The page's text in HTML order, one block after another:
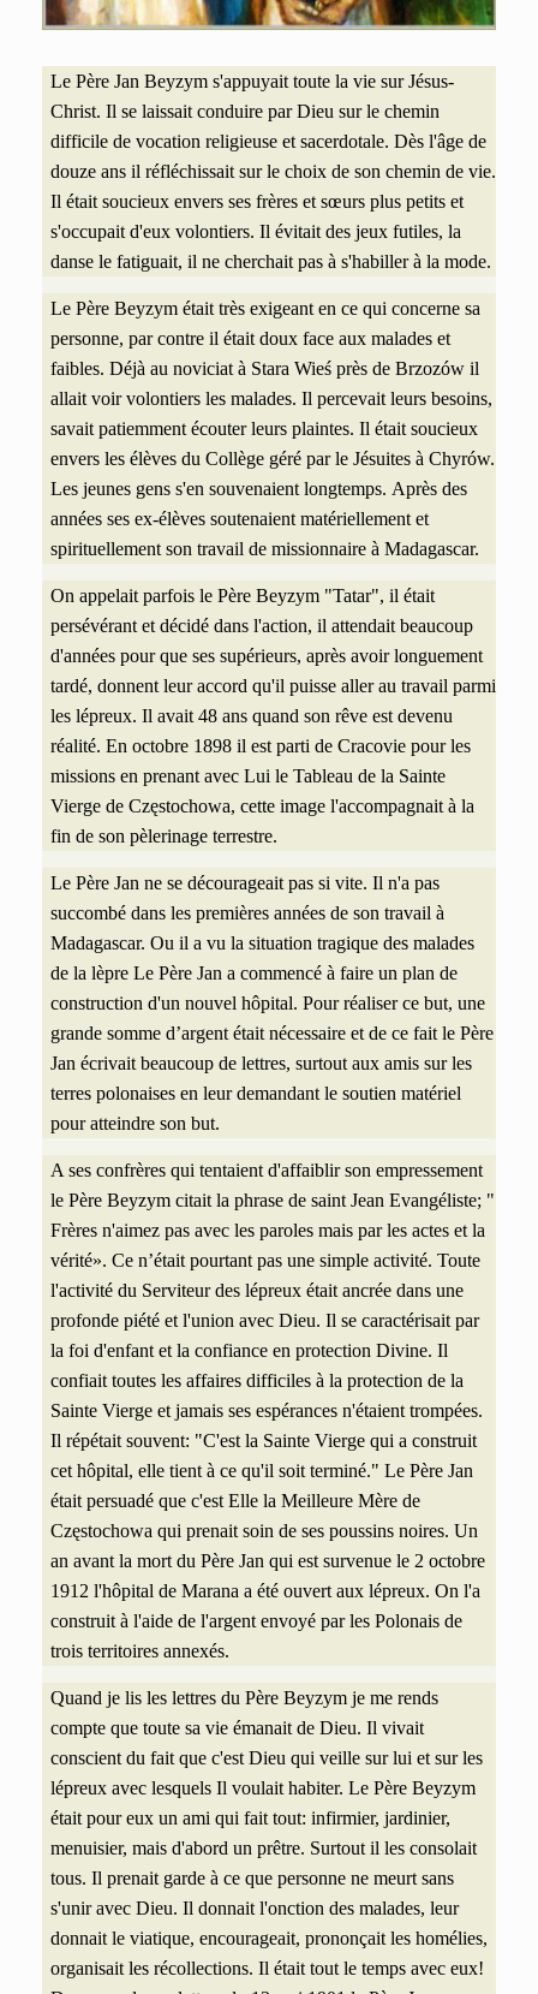
Le Père Jan Beyzym s'appuyait toute la vie sur Jésus-
Christ. Il se laissait conduire par Dieu sur le chemin
difficile de vocation religieuse et sacerdotale. Dès l'âge de
douze ans il réfléchissait sur le choix de son chemin de vie.
Il était soucieux envers ses frères et sœurs plus petits et
s'occupait d'eux volontiers. Il évitait des jeux futiles, la
danse le fatiguait, il ne cherchait pas à s'habillerà la mode.
Le Père Beyzym était très exigeant en ce qui concerne sa
personne, par contre il était doux face aux malades et
faibles. Déjà au noviciat à Stara Wieś près de Brzozów il
allait voir volontiers les malades. Il percevait leurs besoins,
savait patiemment écouter leurs plaintes. Il était soucieux
envers les élèves du Collège géré par le Jésuites à Chyrów.
Les jeunes gens s'en souvenaient longtemps. Après des
années ses ex-élèves soutenaient matériellement et
spirituellement son travail de missionnaire à Madagascar.
On appelait parfois le Père Beyzym "Tatar", il était
persévérant et décidé dans l'action, il attendait beaucoup
d'années pour que ses supérieurs, après avoir longuement
tardé, donnent leur accord qu'il puisse aller au travail parmi
les lépreux. Il avait 48 ans quand son rêve est devenu
réalité. En octobre 1898 il est parti de Cracovie pour les
missions en prenant avec Lui le Tableau de la Sainte
Vierge de Częstochowa, cette image l'accompagnait à la
fin de son pèlerinage terrestre.
Le Père Jan ne se décourageait pas si vite. Il n'a pas
succombé dans les premières années de son travail à
Madagascar. Ou il a vu la situation tragique des malades
de la lèpre Le Père Jan a commencé à faire un plan de
construction d'un nouvel hôpital. Pour réaliser ce but, une
grande somme d’argent était nécessaire et de ce fait le Père
Jan écrivait beaucoup de lettres, surtout aux amis sur les
terres polonaises en leur demandant le soutien matériel
pour atteindre son but.
A ses confrères qui tentaient d'affaiblir son empressement
le Père Beyzym citait la phrase de saint Jean Evangéliste; "
Frères n'aimez pas avec les paroles mais par les actes et la
vérité». Ce n’était pourtant pas une simple activité. Toute
l'activité du Serviteur des lépreux était ancrée dans une
profonde piété et l'union avec Dieu. Il se caractérisait par
la foi d'enfant et la confiance en protection Divine. Il
confiait toutes les affaires difficiles à la protection de la
Sainte Vierge et jamais ses espérances n'étaient trompées.
Il répétait souvent: "C'est la Sainte Vierge qui a construit
cet hôpital, elle tient à ce qu'il soit terminé." Le Père Jan
était persuadé que c'est Elle la Meilleure Mère de
Częstochowa qui prenait soin de ses poussins noires. Un
an avant la mort du Père Jan qui est survenue le 2 octobre
1912 l'hôpital de Marana a été ouvert aux lépreux. On l'a
construit à l'aide de l'argent envoyé par les Polonais de
trois territoires annexés.
Quand je lis les lettres du Père Beyzym je me rends
compte que toute sa vie émanait de Dieu. Il vivait
conscient du fait que c'est Dieu qui veille sur lui et sur les
lépreux avec lesquels Il voulait habiter. Le Père Beyzym
était pour eux un ami qui fait tout: infirmier, jardinier,
menuisier, mais d'abord un prêtre. Surtout il les consolait
tous. Il prenait garde à ce que personne ne meurt sans
s'unir avec Dieu. Il donnait l'onction des malades, leur
donnait le viatique, encourageait, prononçait les homélies,
organisait les récollections. Il était tout le temps avec eux!